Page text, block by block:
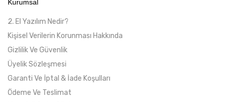
Kurumsal
2. El Yazılım Nedir?
Kişisel Verilerin Korunması Hakkında
Gizlilik Ve Güvenlik
Üyelik Sözleşmesi
Garanti Ve İptal & İade Koşulları
Ödeme Ve Teslimat